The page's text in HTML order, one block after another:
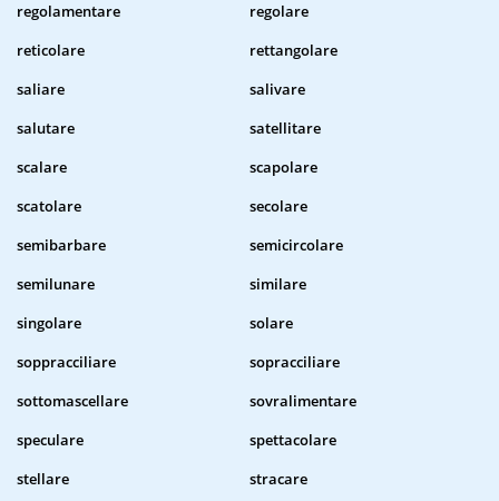
regolamentare
regolare
reticolare
rettangolare
saliare
salivare
salutare
satellitare
scalare
scapolare
scatolare
secolare
semibarbare
semicircolare
semilunare
similare
singolare
solare
soppracciliare
sopracciliare
sottomascellare
sovralimentare
speculare
spettacolare
stellare
stracare